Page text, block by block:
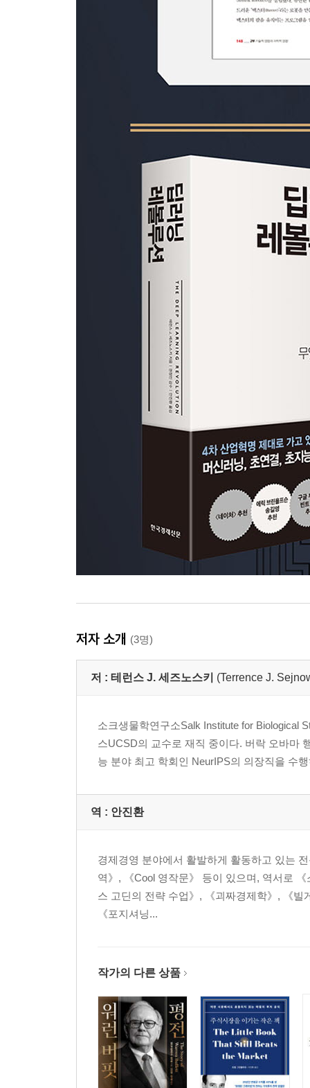
저자 소개 (3명)
저 : 테런스 J. 세즈노스키 (Terrence J.
소크생물학연구소Salk Institute for Biological
스UCSD의 교수로 재직 중이다. 버락 오바마
능 분야 최고 학회인 NeurIPS의 의장직을 수
역 : 안진환
경제경영 분야에서 활발하게 활동하고 있는
역》, 《Cool 영작문》 등이 있으며, 역서로
스 고딘의 전략 수업》, 《괴짜경제학》, 《
《포지셔닝...
작가의 다른 상품